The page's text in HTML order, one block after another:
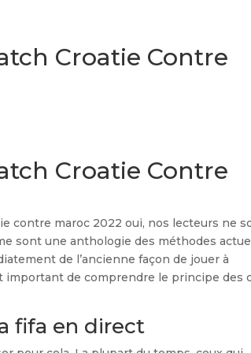
Croatie Contre
Croatie Contre
contre maroc 2022 oui, nos lecteurs ne
sont une anthologie des méthodes
de l’ancienne façon de jouer à
important de comprendre le principe des
fifa en direct